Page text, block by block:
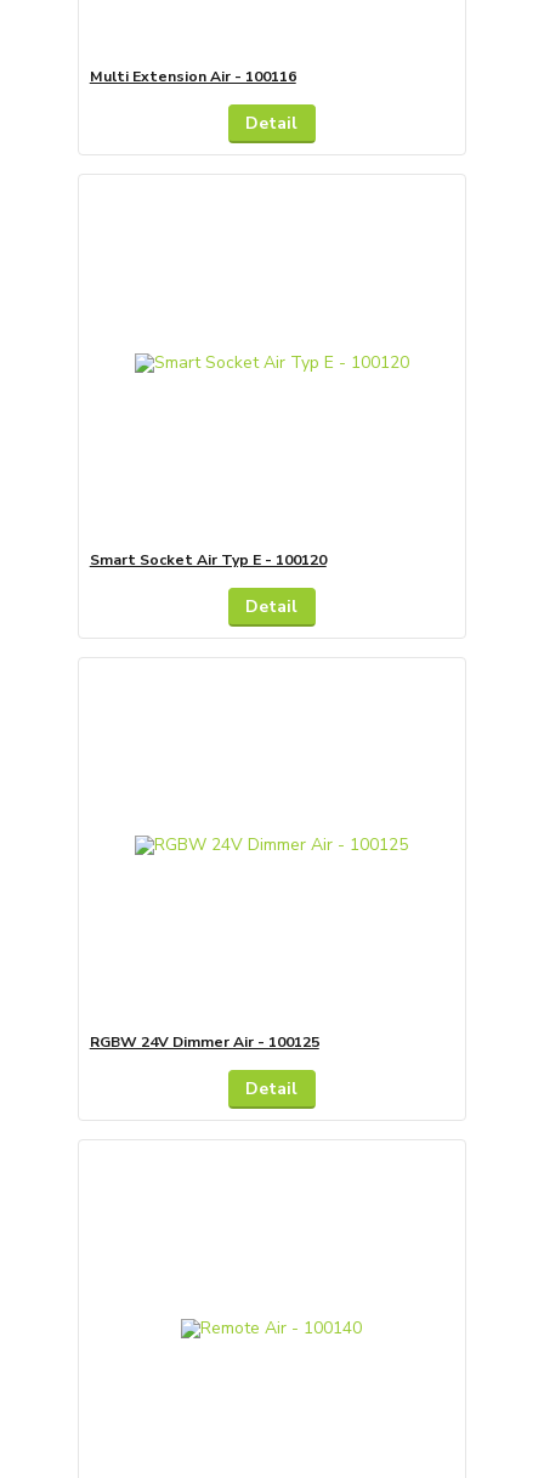
Multi Extension Air - 100116
Detail
Smart Socket Air Typ E - 100120
Detail
RGBW 24V Dimmer Air - 100125
Detail